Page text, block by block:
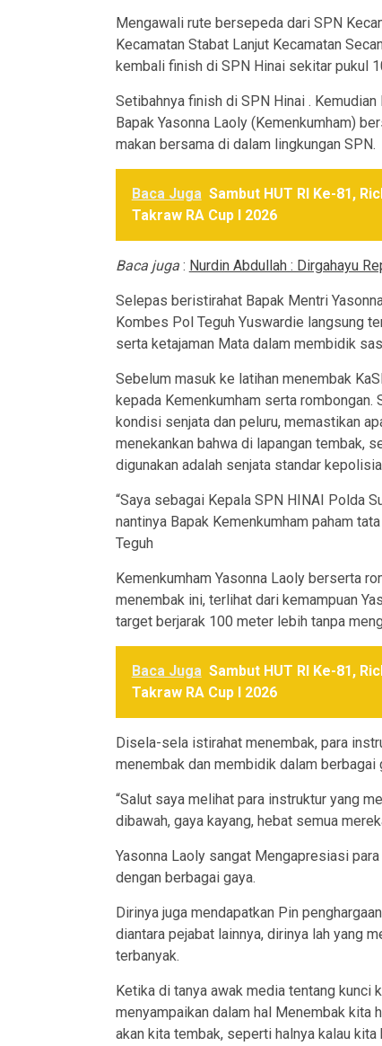
Mengawali rute bersepeda dari SPN
Kecamatan Stabat Lanjut Kecamatan
kembali finish di SPN Hinai sekitar pukul
Setibahnya finish di SPN Hinai .
Bapak Yasonna Laoly (Kemenkumham)
makan bersama di dalam lingkungan SPN.
Baca Juga Sambut HUT RI Ke-81,
Takraw RA Cup I 2026
Baca juga : Nurdin Abdullah : Dirgahayu
Selepas beristirahat Bapak Mentri
Kombes Pol Teguh Yuswardie langsung
serta ketajaman Mata dalam membidik
Sebelum masuk ke latihan menembak
kepada Kemenkumham serta
kondisi senjata dan peluru, memastikan
menekankan bahwa di lapangan tembak,
digunakan adalah senjata standar
“Saya sebagai Kepala SPN HINAI Polda
nantinya Bapak Kemenkumham paham
Teguh
Kemenkumham Yasonna Laoly berserta
menembak ini, terlihat dari kemampuan
target berjarak 100 meter lebih tanpa
Baca Juga Sambut HUT RI Ke-81,
Takraw RA Cup I 2026
Disela-sela istirahat menembak, para
menembak dan membidik dalam berbagai
“Salut saya melihat para instruktur yang
dibawah, gaya kayang, hebat semua
Yasonna Laoly sangat Mengapresiasi
dengan berbagai gaya.
Dirinya juga mendapatkan Pin
diantara pejabat lainnya, dirinya lah yang
terbanyak.
Ketika di tanya awak media tentang kunci
menyampaikan dalam hal Menembak kita
akan kita tembak, seperti halnya kalau